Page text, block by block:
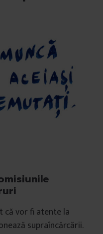
că vor fi atente la
supraîncărcării.